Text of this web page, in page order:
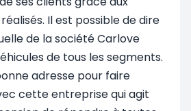
Il est possible de dire
de la société Carlove
de tous les segments.
adresse pour faire
cette entreprise qui agit